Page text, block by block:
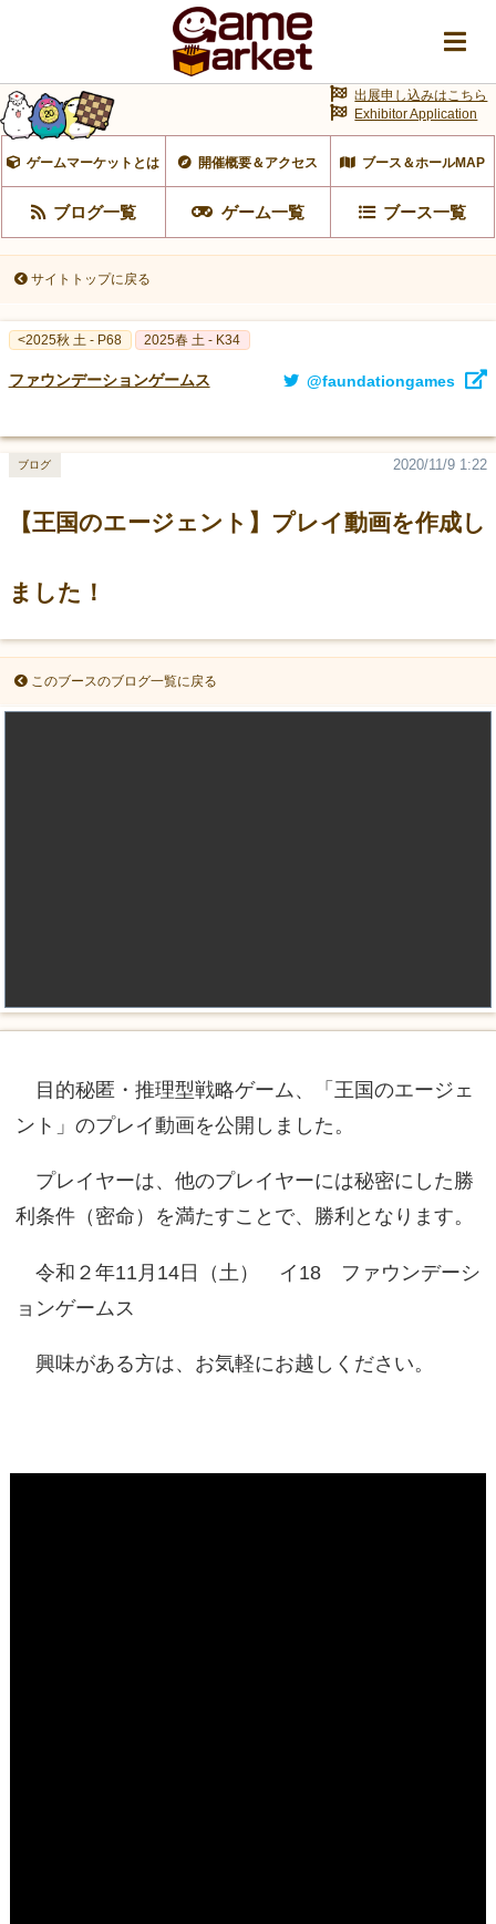
ゲームマーケットとは 開催概要＆アクセス ブース＆ホールMAP
ブログ一覧 ゲーム一覧 ブース一覧
出展申し込みはこちら
Exhibitor Application
サイトトップに戻る
<2025秋 土 - P68 2025春 土 - K34
ファウンデーションゲームス @faundationgames
【王国のエージェント】プレイ動画を作成し
ました！
2020/11/9 1:22
ブログ
このブースのブログ一覧に戻る
目的秘匿・推理型戦略ゲーム、「王国のエージェ
ント」のプレイ動画を公開しました。
プレイヤーは、他のプレイヤーには秘密にした勝
利条件（密命）を満たすことで、勝利となります。
令和２年11月14日（土） イ18 ファウンデーシ
ョンゲームス
興味がある方は、お気軽にお越しください。